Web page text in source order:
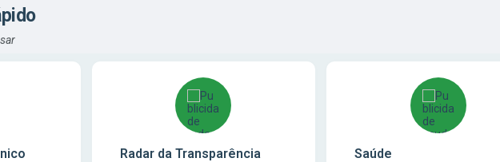
Radar da Transparência Saúde